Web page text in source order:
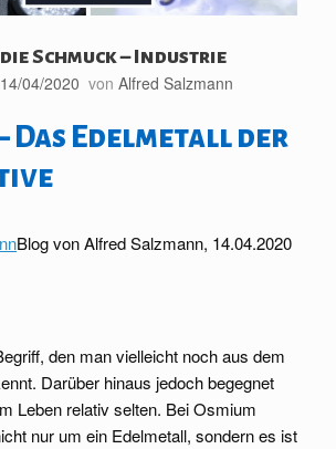
Schmuck – Industrie
14/04/2020 von Alfred Salzmann
Das Edelmetall der
Blog von Alfred Salzmann, 14.04.2020
den man vielleicht noch aus dem
Darüber hinaus jedoch begegnet
Leben relativ selten. Bei Osmium
nur um ein Edelmetall, sondern es ist